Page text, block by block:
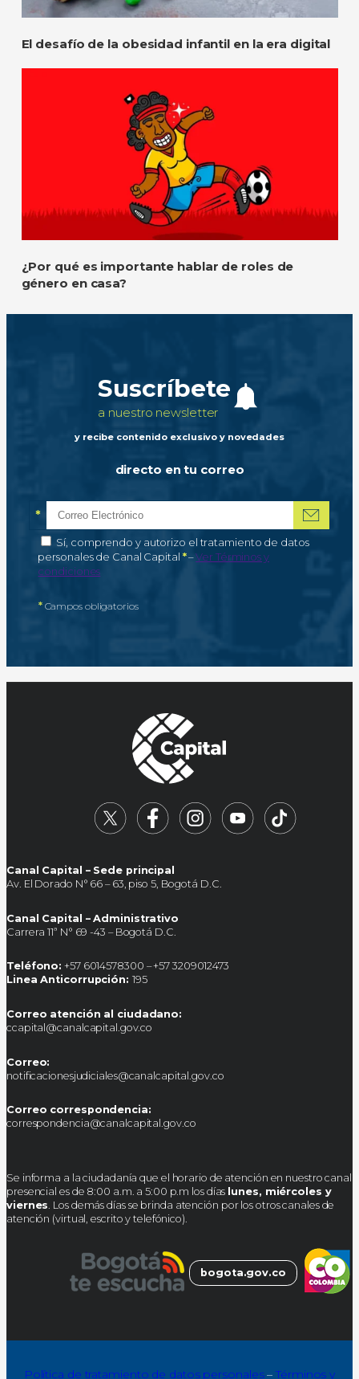
El desafío de la obesidad infantil en la era digital
¿Por qué es importante hablar de roles de
género en casa?
Suscríbete
a nuestro newsletter
y recibe contenido exclusivo y novedades
directo en tu correo
Correo electrónico
*Campo obligatorio
Autorización de tratamiento de datos personales
Sí, comprendo y autorizo el tratamiento de datos
personales de Canal Capital *–Campo obligatorio
Ver Términos y
condiciones
*Campos obligatorios
Canal Capital – Sede principal
Av. El Dorado N° 66 – 63, piso 5, Bogotá D.C.
Canal Capital – Administrativo
Carrera 11ª N° 69 -43 – Bogotá D.C.
Teléfono: +57 6014578300 – +57 3209012473
Linea Anticorrupción: 195
Correo atención al ciudadano:
ccapital@canalcapital.gov.co
Correo:
notificacionesjudiciales@canalcapital.gov.co
Correo correspondencia:
correspondencia@canalcapital.gov.co
Se informa a la ciudadanía que el horario de atención en nuestro canal
presencial es de 8:00 a.m. a 5:00 p.m los días lunes, miércoles y
viernes. Los demás días se brinda atención por los otros canales de
atención (virtual, escrito y telefónico).
bogota.gov.co
Política de tratamiento de datos personales–Términos y